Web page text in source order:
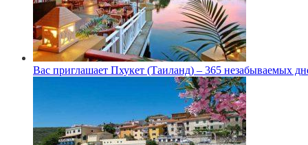
Вас приглашает Пхукет (Таиланд) – 365 незабываемых